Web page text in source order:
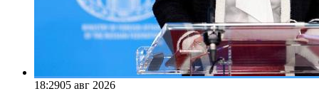
18:2905 авг 2026